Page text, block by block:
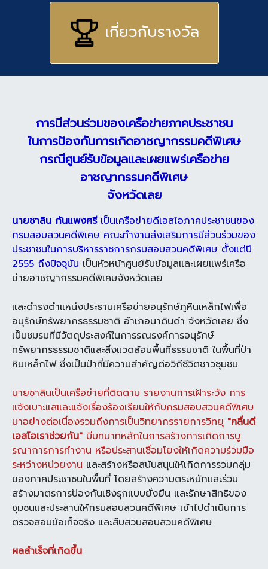
เกี่ยวกับรางวัล
การมีส่วนร่วมของเครือข่ายภาคประชาชน
ในการป้องกันการเกิดอาชญากรรมคดีพิเศษ
กรณีศูนย์รับข้อมูลและเผยแพร่เครือข่าย
อาชญากรรมคดีพิเศษ
จังหวัดเลย
นายชาลิน กันแพงศรี เป็นเครือข่ายดีเอสไอภาคประชาชนของ
กรมสอบสวนคดีพิเศษ คณะทำงานส่งเสริมการมีส่วนร่วมของ
ประชาชนในการบริหารราชการกรมสอบสวนคดีพิเศษ ตั้งแต่ปี
2555 ถึงปัจจุบัน เป็นหัวหน้าศูนย์รับข้อมูลและเผยแพร่เครือ
ข่ายอาชญากรรมคดีพิเศษจังหวัดเลย
และดำรงตำแหน่งประธานเครือข่ายอนุรักษ์ภูหินเหล็กไฟเพื่อ
อนุรักษ์ทรัพยากรธรรมชาติ อำเภอนาดินดำ จังหวัดเลย ซึ่ง
เป็นชมรมที่มีวัตถุประสงค์ในการรณรงค์การอนุรักษ์
ทรัพยากรธรรมชาติและสิ่งแวดล้อมพื้นที่ธรรมชาติ ในพื้นที่ป่า
หินเหล็กไฟ ซึ่งเป็นป่าที่มีความสำคัญต่อวิถีชีวิตชาวชุมชน
นายชาลินเป็นเครือข่ายที่ติดตาม รายงานการเฝ้าระวัง การ
แจ้งเบาะแสและแจ้งเรื่องร้องเรียนให้กับกรมสอบสวนคดีพิเศษ
มาอย่างต่อเนื่องรวมถึงการเป็นวิทยากรรายการวิทยุ "คลื่นดี
เอสไอเราช่วยกัน" มีบทบาทหลักในการสร้างการเกิดการบู
รณาการการทำงาน หรือประสานเชื่อมโยงให้เกิดความร่วมมือ
ระหว่างหน่วยงาน และสร้างหรือสนับสนุนให้เกิดการรวมกลุ่ม
ของภาคประชาชนในพื้นที่ โดยสร้างความตระหนักและร่วม
สร้างมาตรการป้องกันเชิงรุกแบบยั่งยืน และรักษาสิทธิของ
ชุมชนและประสานให้กรมสอบสวนคดีพิเศษ เข้าไปดำเนินการ
ตรวจสอบข้อเท็จจริง และสืบสวนสอบสวนคดีพิเศษ
ผลสำเร็จที่เกิดขึ้น